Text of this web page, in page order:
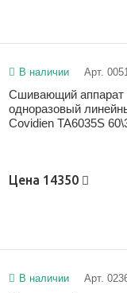
В наличии Арт.
Сшивающий аппарат
одноразовый
Covidien TA6035S
Цена 14350
В наличии Арт.